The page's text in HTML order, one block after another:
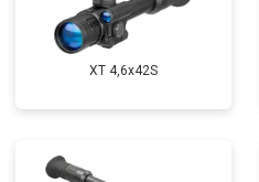
XT 4,6x42S